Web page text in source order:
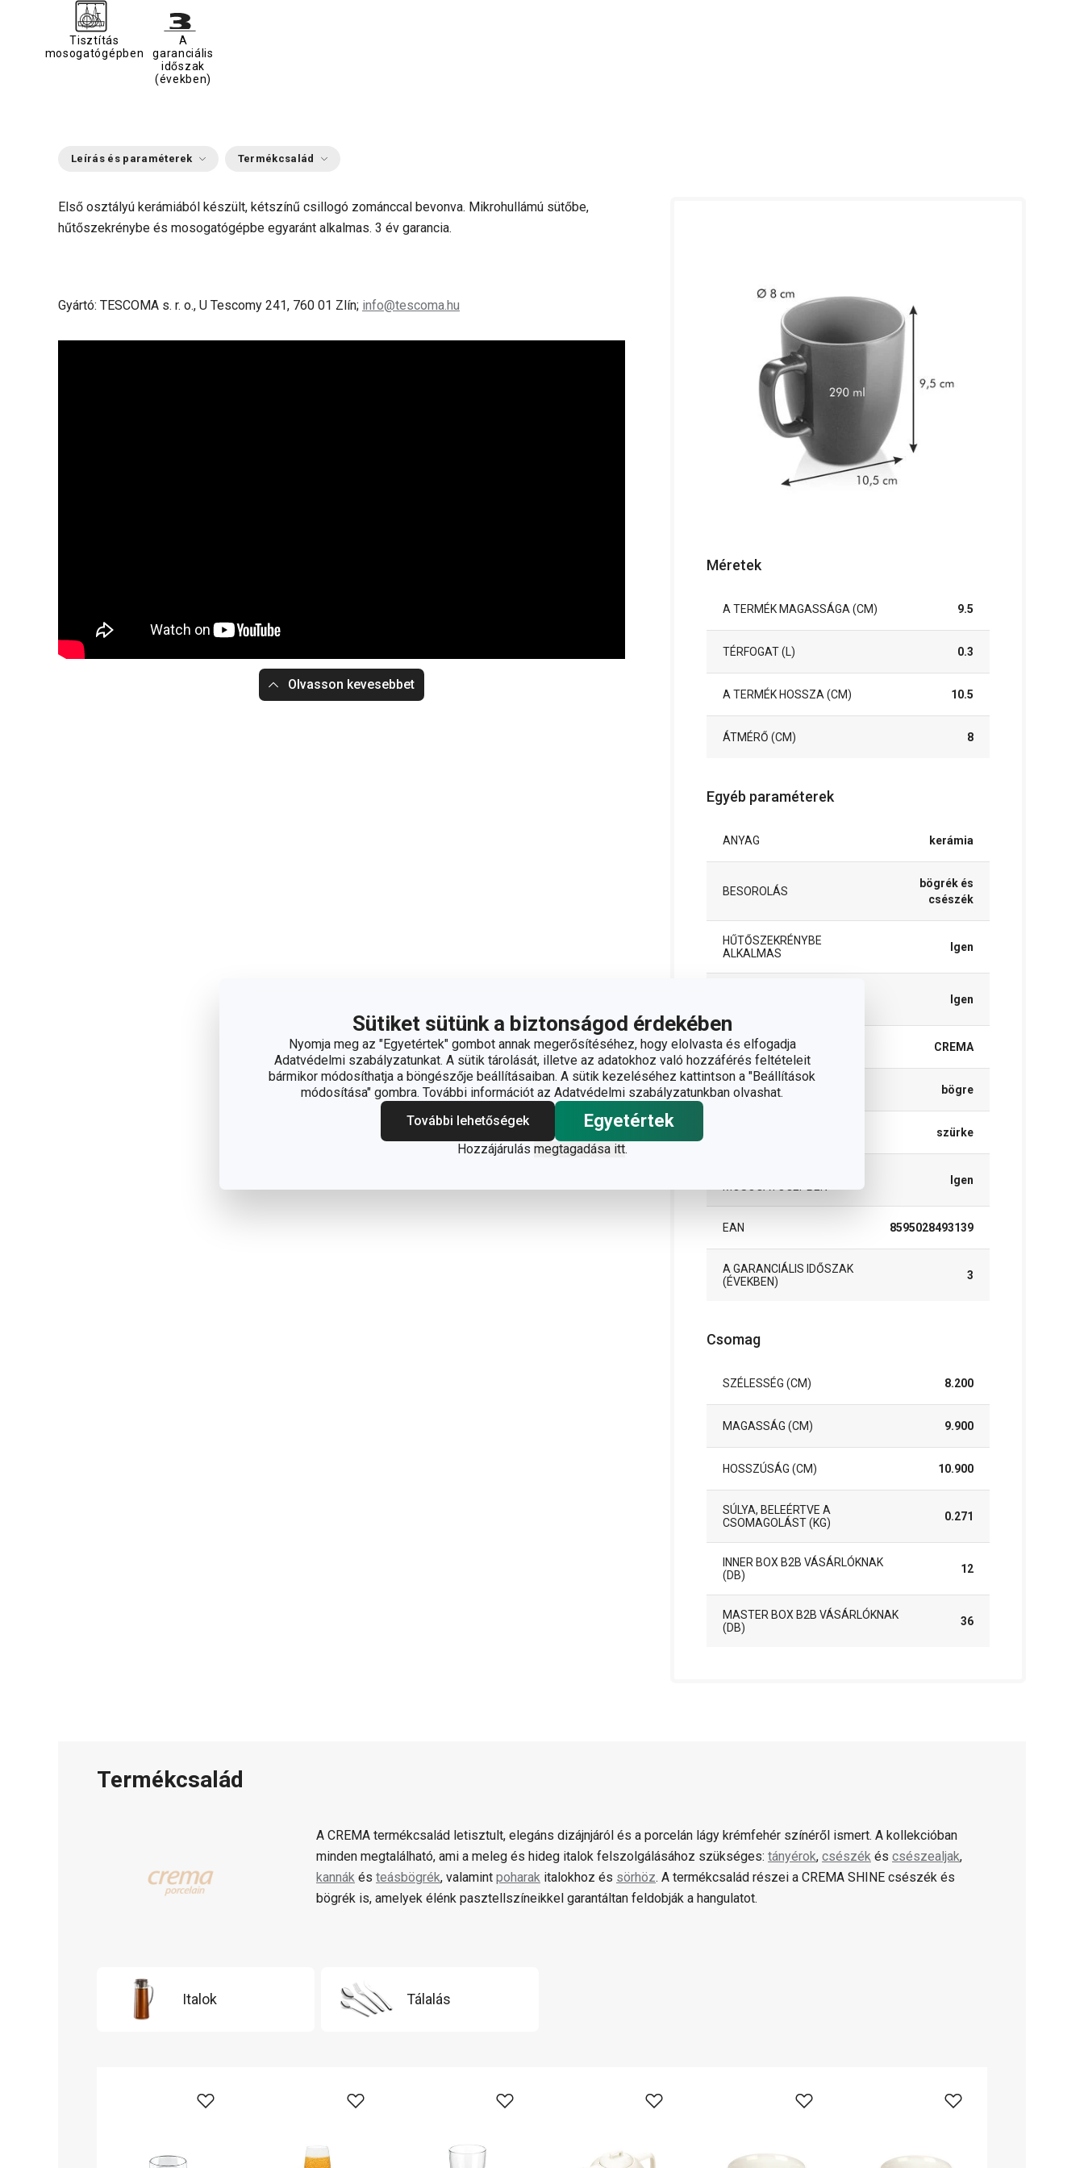
Sütiket sütünk a biztonságod érdekében
Nyomja meg az "Egyetértek" gombot annak megerősítéséhez, hogy elolvasta és elfogadja
Adatvédelmi szabályzatunkat. A sütik tárolását, illetve az adatokhoz való hozzáférés feltételeit
bármikor módosíthatja a böngészője beállításaiban. A sütik kezeléséhez kattintson a "Beállítások
módosítása" gombra. További információt az Adatvédelmi szabályzatunkban olvashat.
További lehetőségek
Egyetértek
Hozzájárulás megtagadása itt.
Tisztítás
mosogatógépben
A
garanciális
időszak
(években)
Leírás és paraméterek Termékcsalád
Első osztályú kerámiából készült, kétszínű csillogó zománccal bevonva. Mikrohullámú sütőbe,
hűtőszekrénybe és mosogatógépbe egyaránt alkalmas. 3 év garancia.
Gyártó: TESCOMA s. r. o., U Tescomy 241, 760 01 Zlín; info@tescoma.hu
Olvasson kevesebbet
Méretek
A TERMÉK MAGASSÁGA (CM) 9.5
TÉRFOGAT (L) 0.3
A TERMÉK HOSSZA (CM) 10.5
ÁTMÉRŐ (CM) 8
Egyéb paraméterek
ANYAG kerámia
BESOROLÁS
bögrék és
csészék
HŰTŐSZEKRÉNYBE
ALKALMAS
Igen
Igen
TERMÉKCSALÁD CREMA
TÍPUS bögre
szürke
Igen
EAN 8595028493139
A GARANCIÁLIS IDŐSZAK
(ÉVEKBEN)
3
Csomag
SZÉLESSÉG (CM) 8.200
MAGASSÁG (CM) 9.900
HOSSZÚSÁG (CM) 10.900
SÚLYA, BELEÉRTVE A
CSOMAGOLÁST (KG)
0.271
INNER BOX B2B VÁSÁRLÓKNAK
(DB)
12
MASTER BOX B2B VÁSÁRLÓKNAK
(DB)
36
Termékcsalád
A CREMA termékcsalád letisztult, elegáns dizájnjáról és a porcelán lágy krémfehér színéről ismert. A kollekcióban
minden megtalálható, ami a meleg és hideg italok felszolgálásához szükséges: tányérok, csészék és csészealjak,
kannák és teásbögrék, valamint poharak italokhoz és sörhöz. A termékcsalád részei a CREMA SHINE csészék és
bögrék is, amelyek élénk pasztellszíneikkel garantáltan feldobják a hangulatot.
Italok Tálalás